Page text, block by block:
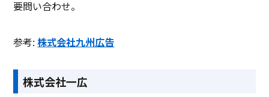
要問い合わせ。
参考:株式会社九州広告
株式会社一広